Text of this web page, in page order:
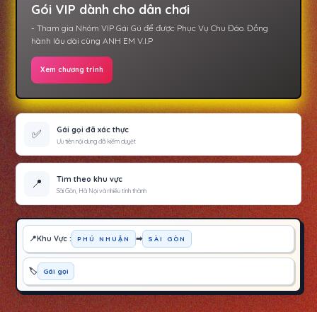
Gói VIP dành cho dân chơi
- Tham gia Nhóm VIP Gái Gú để được Phục Vụ Chu Đáo. Đồng
hành lâu dài cùng ANH EM V.I.P
Xem chương trình
✅ Gái gọi đã xác thực
Ưu tiên nội dung đã kiểm duyệt
📍 Tìm theo khu vực
Sài Gòn, Hà Nội và nhiều tỉnh thành
Khu Vực : PHÚ NHUẬN ➡ SÀI GÒN
Gái gọi